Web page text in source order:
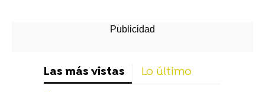
Las más vistas Lo último